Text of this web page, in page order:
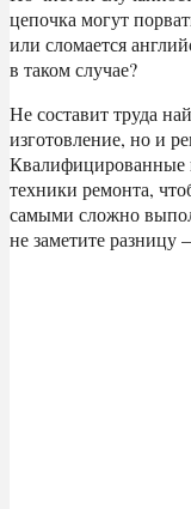
цепочка могут
или сломается
в таком случае?
Не составит труда
изготовление, но и
Квалифицированные
техники ремонта,
самыми сложно
не заметите разницу